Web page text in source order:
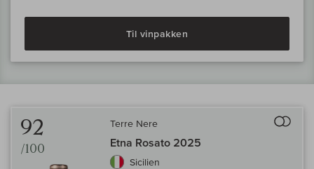
Til vinpakken
92
/100
Terre Nere
Etna Rosato 2025
Sicilien